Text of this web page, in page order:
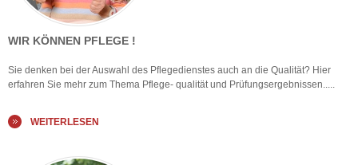
WIR KÖNNEN PFLEGE !
Sie denken bei der Auswahl des Pflegedienstes auch an die Qualität? Hier
erfahren Sie mehr zum Thema Pflege- qualität und Prüfungsergebnissen.....
WEITERLESEN